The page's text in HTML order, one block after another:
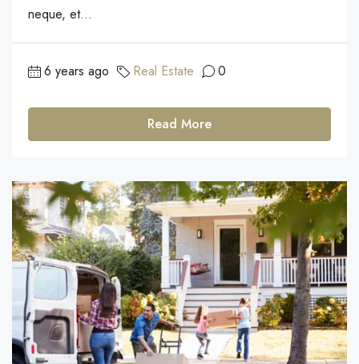
neque, et...
6 years ago Real Estate 0
Read More